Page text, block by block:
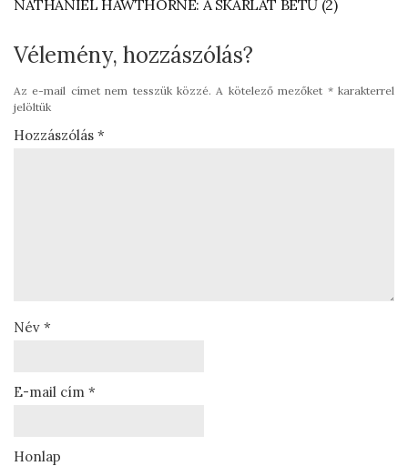
NATHANIEL HAWTHORNE: A SKARLÁT BETŰ (2)
Vélemény, hozzászólás?
Az e-mail címet nem tesszük közzé. A kötelező mezőket *karakterrel
jelöltük
Hozzászólás *
Név *
E-mail cím *
Honlap